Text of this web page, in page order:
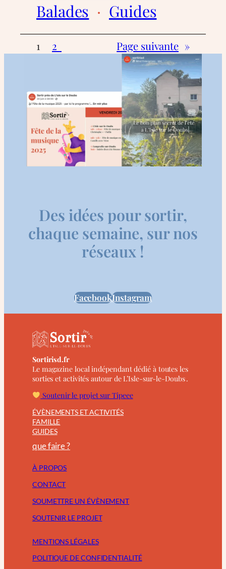
Balades
  ·
Guides
1 2 Page suivante »
Des idées pour sortir,
chaque semaine, sur nos
réseaux !
FacebookInstagram
Sortirisd.fr
Le magazine local indépendant dédié à toutes les
sorties et activités autour de L’Isle-sur-le-Doubs .
Soutenir le projet sur Tipeee
ÉVÈNEMENTS ET ACTIVITÉS
FAMILLE
GUIDES
que faire ?
À PROPOS
CONTACT
SOUMETTRE UN ÉVÈNEMENT
SOUTENIR LE PROJET
MENTIONS LÉGALES
POLITIQUE DE CONFIDENTIALITÉ